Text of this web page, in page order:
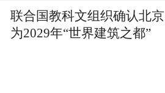
联合国教科文组织确认北京
为2029年“世界建筑之都”